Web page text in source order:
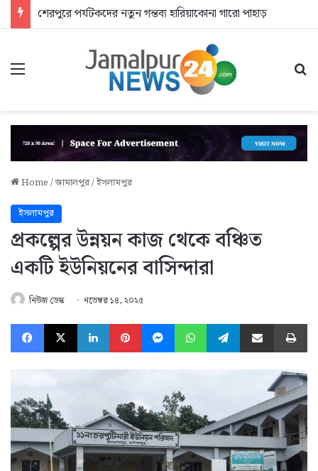
শেরপুরে পর্যটকদের নতুন গন্তব্য হারিয়াকোনা গারো পাহাড়
Menu
Home/জামালপুর/ইসলামপুর
ইসলামপুর
প্রকল্পের উন্নয়ন কাজ থেকে বঞ্চিত
একটি ইউনিয়নের বাসিন্দারা
নিউজ ডেস্ক নভেম্বর ১৪, ২০২৫
Facebook
X LinkedInPinterestMessengerWhatsAppTelegramShare via Email